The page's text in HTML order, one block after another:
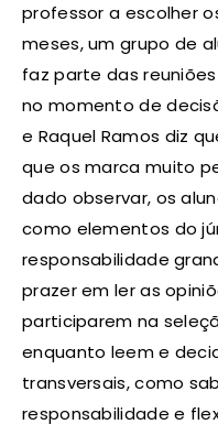
professor a escolher
meses, um grupo de
faz parte das
no momento de
e Raquel Ramos diz
que os marca muito
dado observar, os
como elementos do
responsabilidade
prazer em ler as
participarem na
enquanto leem e
transversais, como
responsabilidade e